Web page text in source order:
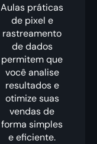
Aulas práticas
de pixel e
rastreamento
de dados
permitem que
você analise
resultados e
otimize suas
vendas de
forma simples
e eficiente.